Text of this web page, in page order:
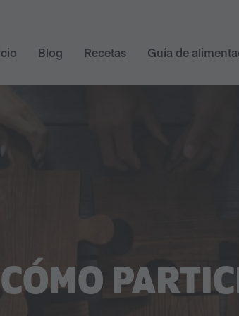
Blog Recetas Guía de
CÓMO